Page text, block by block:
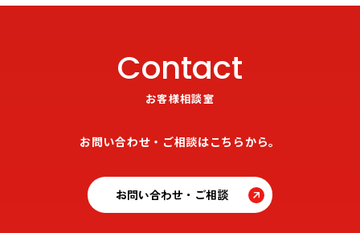
Contact
お客様相談室
お問い合わせ・ご相談はこちらから。
お問い合わせ・ご相談